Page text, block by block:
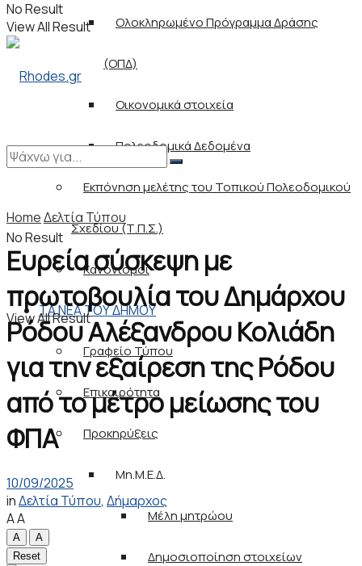
Ολοκληρωμένο Πρόγραμμα Δράσης
(ΟΠΔ)
Οικονομικά στοιχεία
Πολεοδομικά Δεδομένα
Εκπόνηση μελέτης του Τοπικού Πολεοδομικού
Σχεδίου (Τ.Π.Σ.)
Κανονισμοί
ΤΑ ΝΕΑ ΤΟΥ ΔΗΜΟΥ
Γραφείο Τύπου
Επικαιρότητα
Προκηρύξεις
Μη.Μ.Ε.Δ.
Μέλη μητρώου
Δημοσιοποίηση στοιχείων
No Result
View All Result
No Result
View All Result
HomeΔελτία Τύπου
Ευρεία σύσκεψη με
πρωτοβουλία του Δημάρχου
Ρόδου Αλέξανδρου Κολιάδη
για την εξαίρεση της Ρόδου
από το μέτρο μείωσης του
ΦΠΑ
10/09/2025
inΔελτία Τύπου, Δήμαρχος
AA
A
A
Reset